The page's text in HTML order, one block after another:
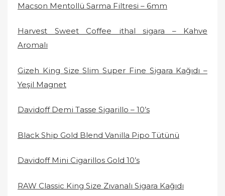
Macson Mentollü Sarma Filtresi – 6mm
Harvest Sweet Coffee ithal sigara – Kahve
Aromalı
Gizeh King Size Slim Super Fine Sigara Kağıdı –
Yeşil Magnet
Davidoff Demi Tasse Sigarillo – 10’s
Black Ship Gold Blend Vanilla Pipo Tütünü
Davidoff Mini Cigarillos Gold 10’s
RAW Classic King Size Zıvanalı Sigara Kağıdı